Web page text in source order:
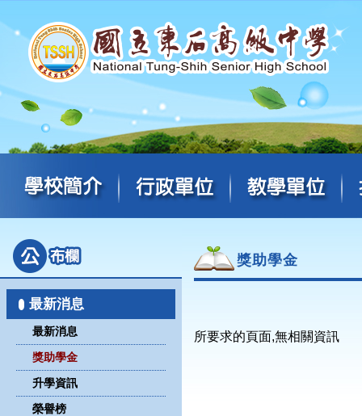
最新消息
最新消息
獎助學金
升學資訊
榮譽榜
獎助學金
所要求的頁面,無相關資訊